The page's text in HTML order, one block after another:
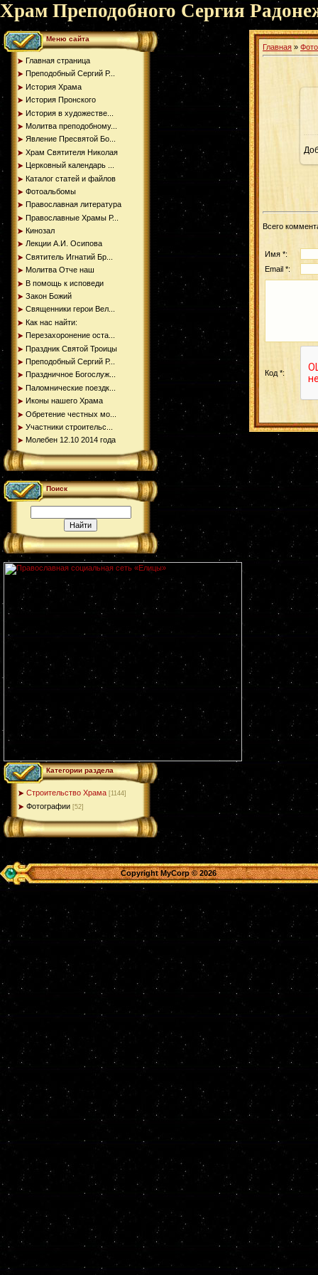
Храм Преподобного Сергия
Меню сайта
Главная страница
Преподобный Сергий Р...
История Храма
История Пронского
История в художестве...
Молитва преподобному...
Явление Пресвятой Бо...
Храм Святителя Николая
Церковный календарь ...
Каталог статей и файлов
Фотоальбомы
Православная литература
Православные Храмы Р...
Кинозал
Лекции А.И. Осипова
Святитель Игнатий Бр...
Молитва Отче наш
В помощь к исповеди
Закон Божий
Священники герои Вел...
Как нас найти:
Перезахоронение оста...
Праздник Святой Троицы
Преподобный Сергий Р...
Праздничное Богослуж...
Паломнические поездк...
Иконы нашего Храма
Обретение честных мо...
Участники строительс...
Молебен 12.10 2014 года
Поиск
Категории раздела
Строительство Храма [1144]
Фотографии [52]
Главная »
Всего
Имя *:
Email *:
Код *:
Copyright MyCorp © 2026